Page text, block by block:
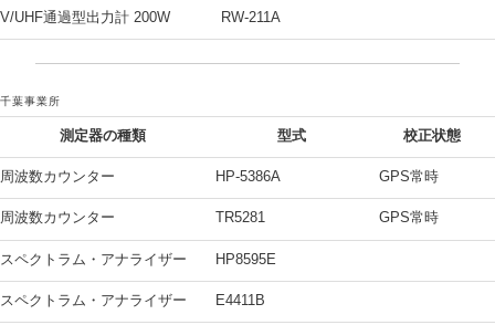
V/UHF通過型出力計 200W RW-211A
千葉事業所
測定器の種類 型式 校正状態
周波数カウンター HP-5386A GPS常時
周波数カウンター TR5281 GPS常時
スペクトラム・アナライザー HP8595E
スペクトラム・アナライザー E4411B